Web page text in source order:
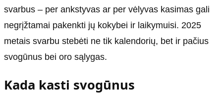
svarbus – per ankstyvas ar per vėlyvas kasimas gali
negrįžtamai pakenkti jų kokybei ir laikymuisi. 2025
metais svarbu stebėti ne tik kalendorių, bet ir pačius
svogūnus bei oro sąlygas.
Kada kasti svogūnus